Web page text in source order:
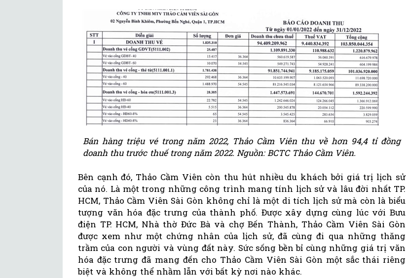
Bán hàng triệu vé trong năm 2022, Thảo Cầm Viên thu về hơn 94,4 tỉ đồng
doanh thu trước thuế trong năm 2022. Nguồn: BCTC Thảo Cầm Viên.
Bên cạnh đó, Thảo Cầm Viên còn thu hút nhiều du khách bởi giá trị lịch sử
của nó. Là một trong những công trình mang tính lịch sử và lâu đời nhất TP.
HCM, Thảo Cầm Viên Sài Gòn không chỉ là một di tích lịch sử mà còn là biểu
tượng văn hóa đặc trưng của thành phố. Được xây dựng cùng lúc với Bưu
điện TP. HCM, Nhà thờ Đức Bà và chợ Bến Thành, Thảo Cầm Viên Sài Gòn
được xem như một chứng nhân của lịch sử, đã cùng đi qua những thăng
trầm của con người và vùng đất này. Sức sống bền bỉ cùng những giá trị văn
hóa đặc trưng đã mang đến cho Thảo Cầm Viên Sài Gòn một sắc thái riêng
biệt và không thể nhầm lẫn với bất kỳ nơi nào khác.